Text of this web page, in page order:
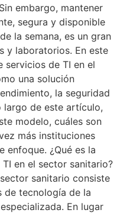
embargo, mantener
segura y disponible
la semana, es un gran
y laboratorios. En este
servicios de TI en el
una solución
la seguridad
de este artículo,
modelo, cuáles son
más instituciones
enfoque. ¿Qué es la
en el sector sanitario?
sanitario consiste
de tecnología de la
En lugar